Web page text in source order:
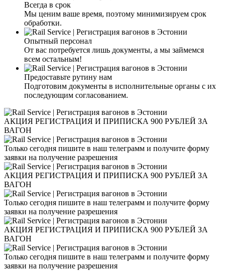
Всегда в срок
Мы ценим ваше время, поэтому минимизируем срок
обработки.
Опытный персонал
От вас потребуется лишь документы, а мы займемся
всем остальным!
Предоставьте рутину нам
Подготовим документы в исполнительные органы с их
последующим согласованием.
АКЦИЯ РЕГИСТРАЦИЯ И ПРИПИСКА 900 РУБЛЕЙ ЗА
ВАГОН
Только сегодня пишите в наш телеграмм и получите форму
заявки на получение разрешения
АКЦИЯ РЕГИСТРАЦИЯ И ПРИПИСКА 900 РУБЛЕЙ ЗА
ВАГОН
Только сегодня пишите в наш телеграмм и получите форму
заявки на получение разрешения
АКЦИЯ РЕГИСТРАЦИЯ И ПРИПИСКА 900 РУБЛЕЙ ЗА
ВАГОН
Только сегодня пишите в наш телеграмм и получите форму
заявки на получение разрешения